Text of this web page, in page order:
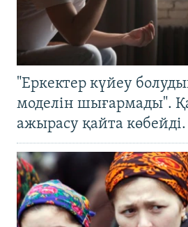
"Еркектер күйеу
моделін шығармады".
ажырасу қайта